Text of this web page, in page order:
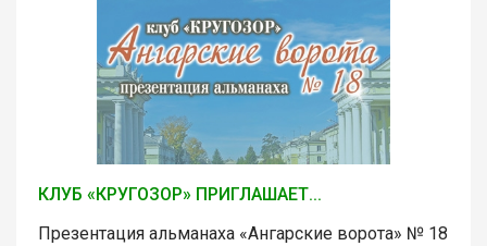
КЛУБ «КРУГОЗОР» ПРИГЛАШАЕТ...
Презентация альманаха «Ангарские ворота» № 18